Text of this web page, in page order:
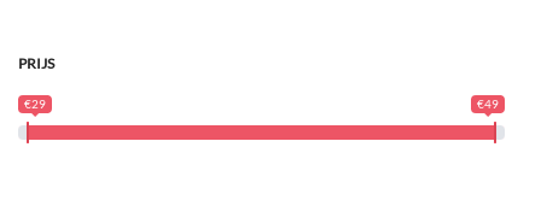
PRIJS
€29 €49